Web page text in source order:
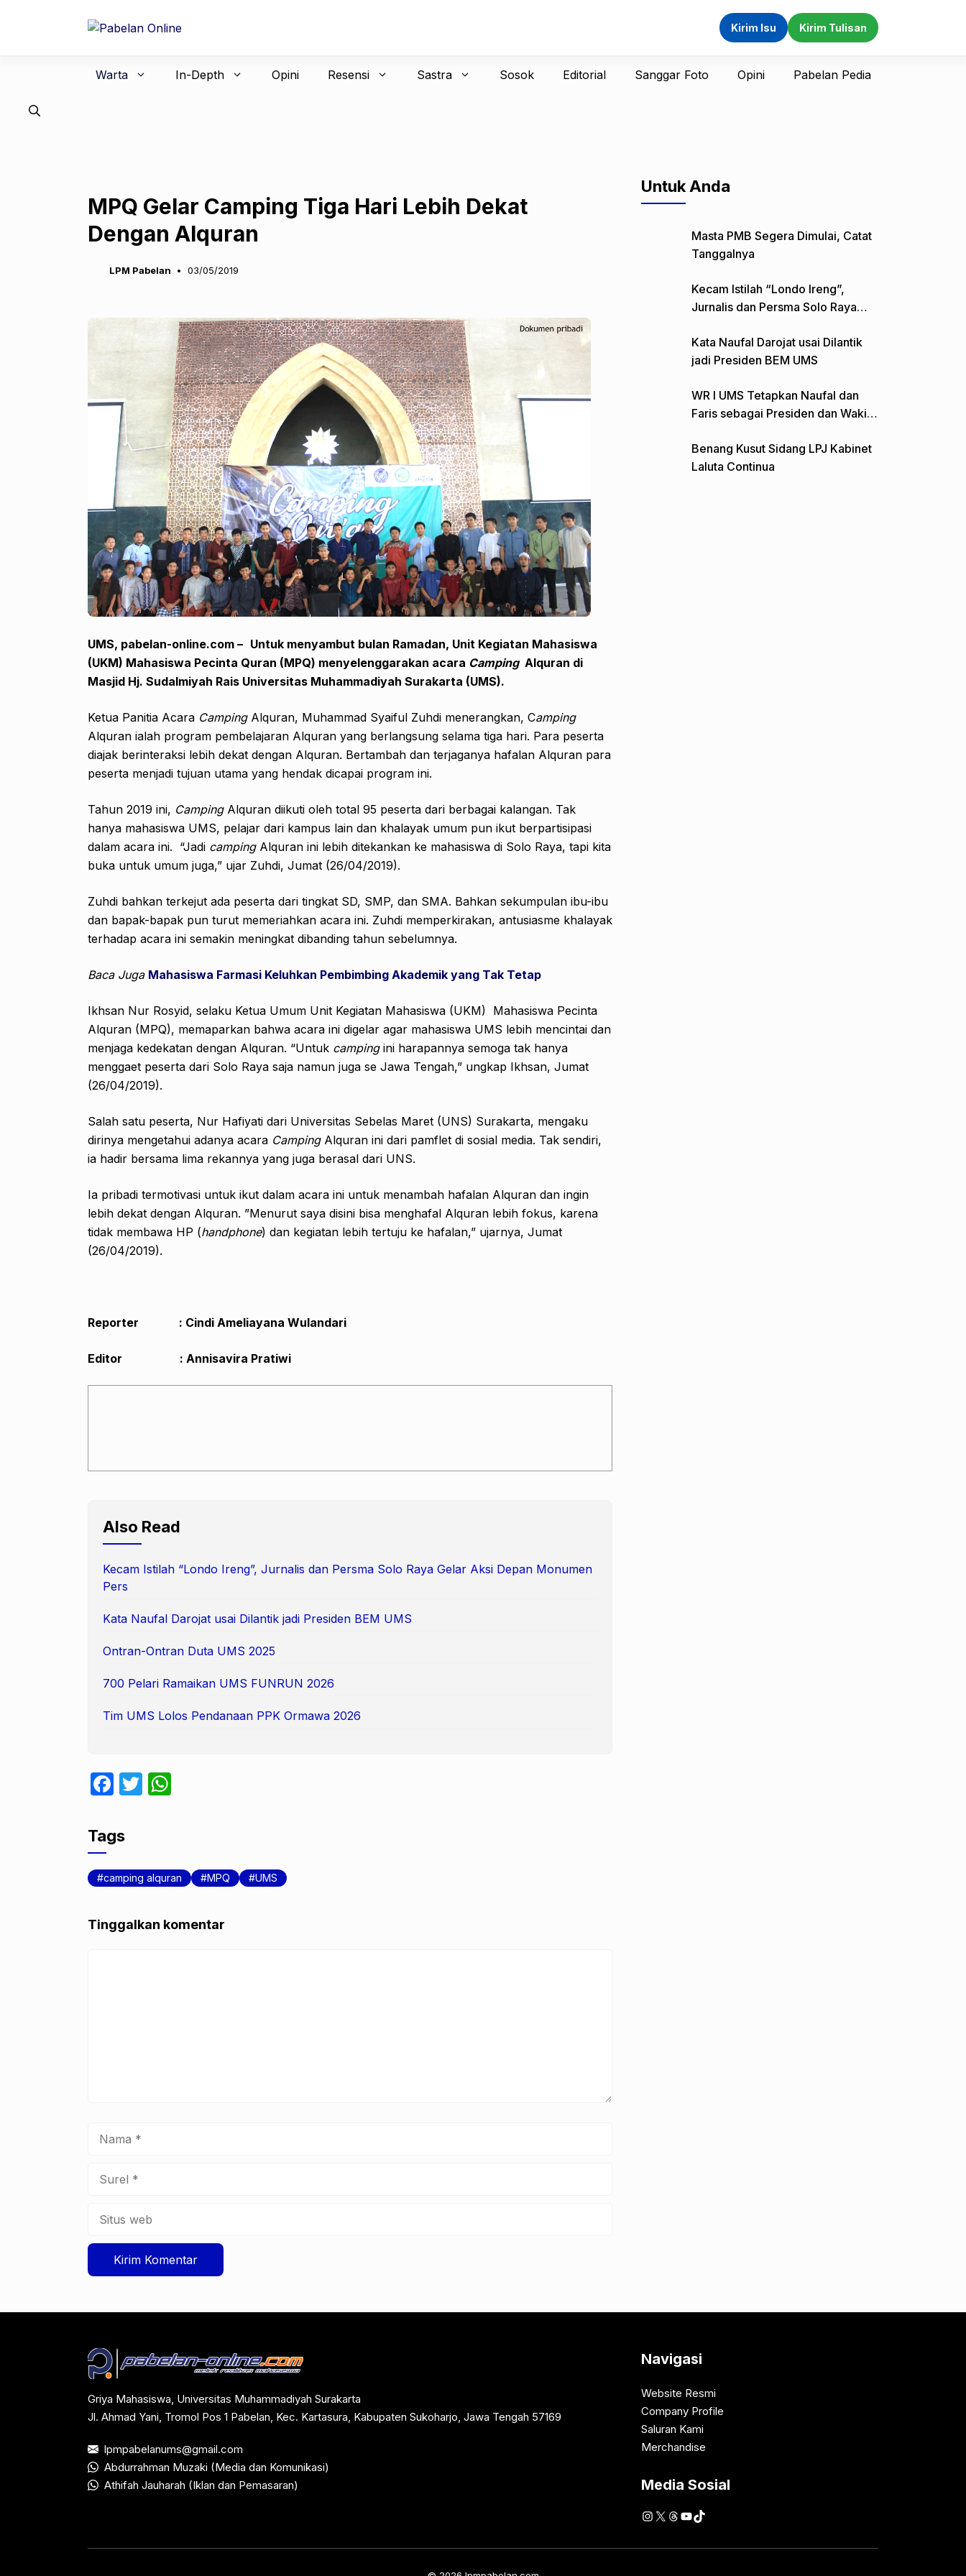
Kirim Isu Kirim Tulisan
Warta In-Depth Opini Resensi Sastra Sosok Editorial Sanggar Foto Opini Pabelan Pedia
MPQ Gelar Camping Tiga Hari Lebih Dekat
Dengan Alquran
LPM Pabelan 03/05/2019
UMS, pabelan-online.com – Untuk menyambut bulan Ramadan, Unit Kegiatan Mahasiswa
(UKM) Mahasiswa Pecinta Quran (MPQ) menyelenggarakan acara Camping Alquran di
Masjid Hj. Sudalmiyah Rais Universitas Muhammadiyah Surakarta (UMS).
Ketua Panitia Acara CampingAlquran, Muhammad Syaiful Zuhdi menerangkan, Camping
Alquran ialah program pembelajaran Alquran yang berlangsung selama tiga hari. Para peserta
diajak berinteraksi lebih dekat dengan Alquran. Bertambah dan terjaganya hafalan Alquran para
peserta menjadi tujuan utama yang hendak dicapai program ini.
Tahun 2019 ini, Camping Alquran diikuti oleh total 95 peserta dari berbagai kalangan. Tak
hanya mahasiswa UMS, pelajar dari kampus lain dan khalayak umum pun ikut berpartisipasi
dalam acara ini. “Jadi campingAlquran ini lebih ditekankan ke mahasiswa di Solo Raya, tapi kita
buka untuk umum juga,” ujar Zuhdi, Jumat (26/04/2019).
Zuhdi bahkan terkejut ada peserta dari tingkat SD, SMP, dan SMA. Bahkan sekumpulan ibu-ibu
dan bapak-bapak pun turut memeriahkan acara ini. Zuhdi memperkirakan, antusiasme khalayak
terhadap acara ini semakin meningkat dibanding tahun sebelumnya.
Baca Juga Mahasiswa Farmasi Keluhkan Pembimbing Akademik yang Tak Tetap
Ikhsan Nur Rosyid, selaku Ketua Umum Unit Kegiatan Mahasiswa (UKM) Mahasiswa Pecinta
Alquran (MPQ), memaparkan bahwa acara ini digelar agar mahasiswa UMS lebih mencintai dan
menjaga kedekatan dengan Alquran. “Untuk campingini harapannya semoga tak hanya
menggaet peserta dari Solo Raya saja namun juga se Jawa Tengah,” ungkap Ikhsan, Jumat
(26/04/2019).
Salah satu peserta, Nur Hafiyati dari Universitas Sebelas Maret (UNS) Surakarta, mengaku
dirinya mengetahui adanya acara CampingAlquran ini dari pamflet di sosial media. Tak sendiri,
ia hadir bersama lima rekannya yang juga berasal dari UNS.
Ia pribadi termotivasi untuk ikut dalam acara ini untuk menambah hafalan Alquran dan ingin
lebih dekat dengan Alquran. ”Menurut saya disini bisa menghafal Alquran lebih fokus, karena
tidak membawa HP (handphone) dan kegiatan lebih tertuju ke hafalan,” ujarnya, Jumat
(26/04/2019).
Reporter : Cindi Ameliayana Wulandari
Editor : Annisavira Pratiwi
Also Read
Kecam Istilah “Londo Ireng”, Jurnalis dan Persma Solo Raya Gelar Aksi Depan Monumen
Pers
Kata Naufal Darojat usai Dilantik jadi Presiden BEM UMS
Ontran-Ontran Duta UMS 2025
700 Pelari Ramaikan UMS FUNRUN 2026
Tim UMS Lolos Pendanaan PPK Ormawa 2026
F
c
e
b
o
T
A
p
Tags
camping alquran MPQ UMS
Tinggalkan komentar
Untuk Anda
Masta PMB Segera Dimulai, Catat
Tanggalnya
Kecam Istilah “Londo Ireng”,
Jurnalis dan Persma Solo Raya
Kata Naufal Darojat usai Dilantik
jadi Presiden BEM UMS
WR I UMS Tetapkan Naufal dan
Faris sebagai Presiden dan Wakil
Benang Kusut Sidang LPJ Kabinet
Laluta Continua
Griya Mahasiswa, Universitas Muhammadiyah Surakarta
Jl. Ahmad Yani, Tromol Pos 1 Pabelan, Kec. Kartasura, Kabupaten Sukoharjo, Jawa Tengah 57169
lpmpabelanums@gmail.com
Abdurrahman Muzaki (Media dan Komunikasi)
Athifah Jauharah (Iklan dan Pemasaran)
Navigasi
Website Resmi
Company Profile
Saluran Kami
Merchandise
Media Sosial
Instagram
X Threads
YouTube
TikTok